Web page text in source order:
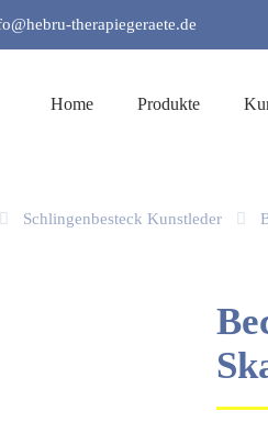
therapiegeraete.de
Home Produkte
Schlingenbesteck Kunstleder